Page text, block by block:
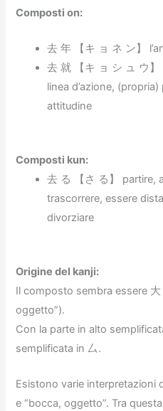
Composti on:
去 年 【キ ョ ネ ン】
去 就 【キ ョ シ ュ ウ
linea d’azione,
attitudine
Composti kun:
去 る 【さ る】 partire,
trascorrere, essere
divorziare
Origine del kanji:
Il composto sembra essere 大
oggetto”).
Con la parte in alto
semplificata in 厶.
Esistono varie interpretazioni
e “bocca, oggetto”. Tra